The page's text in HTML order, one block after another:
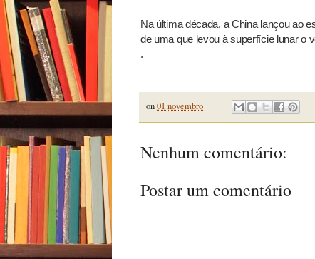
Na última década, a China lançou ao
de uma que levou à superfície lunar o
.
on01 novembro
Nenhum comentário:
Postar um comentário